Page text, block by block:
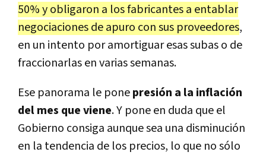
50% y obligaron a los fabricantes a entablar
negociaciones de apuro con sus proveedores,
en un intento por amortiguar esas subas o de
fraccionarlas en varias semanas.
Ese panorama le ponepresión a la inflación
del mes que viene. Y pone en duda que el
Gobierno consiga aunque sea una disminución
en la tendencia de los precios, lo que no sólo